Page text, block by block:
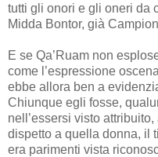
tutti gli onori e gli oneri da
Midda Bontor, già
E se Qa’Ruam non
come l’espressione
ebbe allora ben a
Chiunque egli fosse,
nell’essersi visto
dispetto a quella donna, il
era parimenti vista